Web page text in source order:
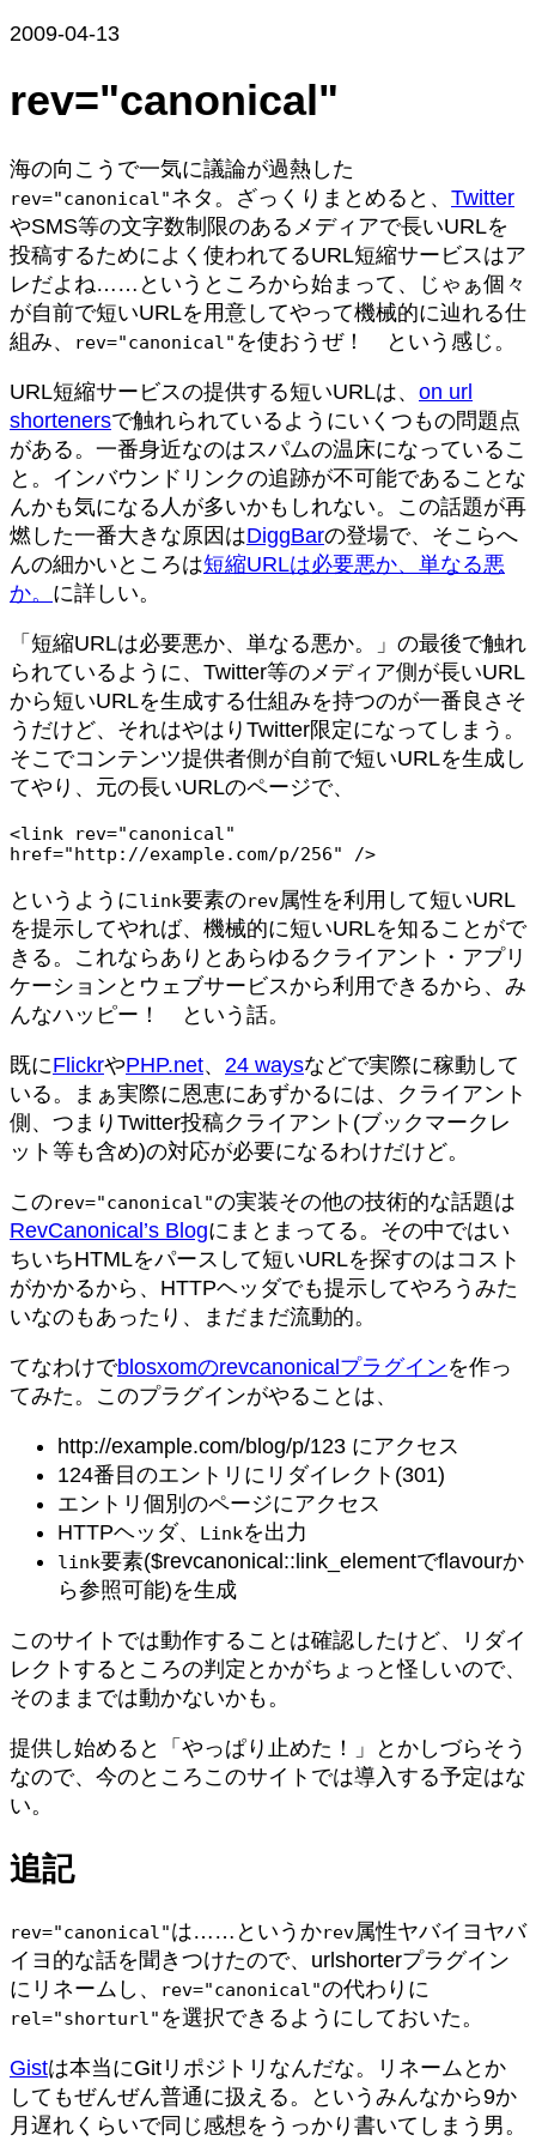
2009-04-13
rev="canonical"
海の向こうで一気に議論が過熱した
rev="canonical"ネタ。ざっくりまとめると、 Twitter
やSMS等の文字数制限のあるメディアで長いURLを
投稿するためによく使われてるURL短縮サービスはア
レだよね……というところから始まって、じゃぁ個々
が自前で短いURLを用意してやって機械的に辿れる仕
組み、
rev="canonical" を使おうぜ！ という感じ。
URL短縮サービスの提供する短いURLは、 on url
shortenersで触れられているようにいくつもの問題点
がある。一番身近なのはスパムの温床になっているこ
と。インバウンドリンクの追跡が不可能であることな
んかも気になる人が多いかもしれない。この話題が再
燃した一番大きな原因はDiggBarの登場で、そこらへ
んの細かいところは短縮URLは必要悪か、単なる悪
か。 に詳しい。
「短縮URLは必要悪か、単なる悪か。」の最後で触れ
られているように、Twitter等のメディア側が長いURL
から短いURLを生成する仕組みを持つのが一番良さそ
うだけど、それはやはりTwitter限定になってしまう。
そこでコンテンツ提供者側が自前で短いURLを生成し
てやり、元の長いURLのページで、
<link rev="canonical"
href="http://example.com/p/256" />
というようにlink要素のrev属性を利用して短いURL
を提示してやれば、機械的に短いURLを知ることがで
きる。これならありとあらゆるクライアント・アプリ
ケーションとウェブサービスから利用できるから、み
んなハッピー！ という話。
既にFlickrやPHP.net、 24 waysなどで実際に稼動して
いる。まぁ実際に恩恵にあずかるには、クライアント
側、つまりTwitter投稿クライアント(ブックマークレ
ット等も含め)の対応が必要になるわけだけど。
このrev="canonical"の実装その他の技術的な話題は
RevCanonical’s Blogにまとまってる。その中ではい
ちいちHTMLをパースして短いURLを探すのはコスト
がかかるから、HTTPヘッダでも提示してやろうみた
いなのもあったり、まだまだ流動的。
てなわけでblosxomのrevcanonicalプラグインを作っ
てみた。このプラグインがやることは、
http://example.com/blog/p/123 にアクセス
124番目のエントリにリダイレクト(301)
エントリ個別のページにアクセス
HTTPヘッダ、
Linkを出力
link要素($revcanonical::link_elementでflavourか
ら参照可能)を生成
このサイトでは動作することは確認したけど、リダイ
レクトするところの判定とかがちょっと怪しいので、
そのままでは動かないかも。
提供し始めると「やっぱり止めた！」とかしづらそう
なので、今のところこのサイトでは導入する予定はな
い。
追記
rev="canonical"は……というかrev属性ヤバイヨヤバ
イヨ的な話を聞きつけたので、urlshorterプラグイン
にリネームし、
rev="canonical"の代わりに
rel="shorturl" を選択できるようにしておいた。
Gistは本当にGitリポジトリなんだな。リネームとか
してもぜんぜん普通に扱える。というみんなから9か
月遅れくらいで同じ感想をうっかり書いてしまう男。